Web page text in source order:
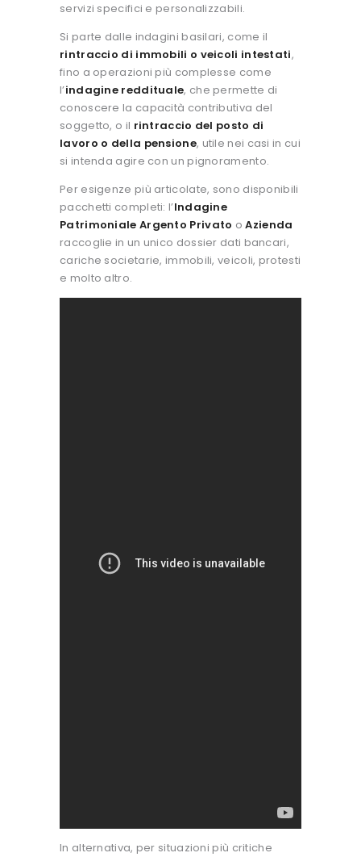
servizi specifici e personalizzabili.
Si parte dalle indagini basilari, come il
rintraccio di immobili o veicoli intestati,
fino a operazioni più complesse come
l’indagine reddituale, che permette di
conoscere la capacità contributiva del
soggetto, o il rintraccio del posto di
lavoro o della pensione, utile nei casi in cui
si intenda agire con un pignoramento.
Per esigenze più articolate, sono disponibili
pacchetti completi: l’Indagine
Patrimoniale Argento Privato oAzienda
raccoglie in un unico dossier dati bancari,
cariche societarie, immobili, veicoli, protesti
e molto altro.
In alternativa, per situazioni più critiche